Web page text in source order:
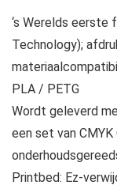
‘s Werelds eerste
Technology);
PLA / PETG
Wordt geleverd
een set van
Printbed: Ez-